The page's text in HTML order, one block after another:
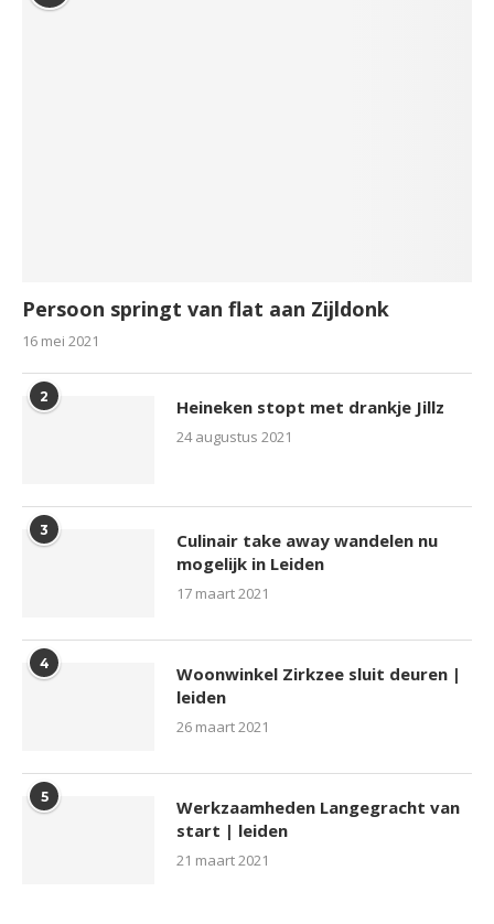
Persoon springt van flat aan Zijldonk
16 mei 2021
2 Heineken stopt met drankje Jillz
24 augustus 2021
3
Culinair take away wandelen nu
mogelijk in Leiden
17 maart 2021
4
Woonwinkel Zirkzee sluit deuren |
leiden
26 maart 2021
5
Werkzaamheden Langegracht van
start | leiden
21 maart 2021